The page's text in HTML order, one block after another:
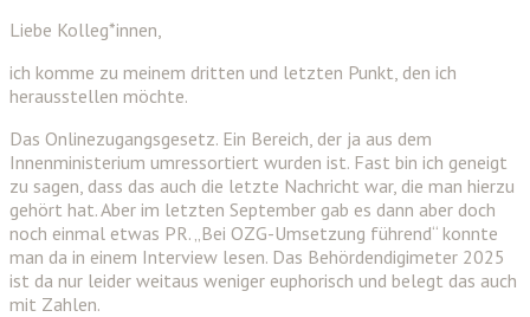
Liebe Kolleg*innen,
ich komme zu meinem dritten und letzten Punkt, den ich
herausstellen möchte.
Das Onlinezugangsgesetz. Ein Bereich, der ja aus dem
Innenministerium umressortiert wurden ist. Fast bin ich geneigt
zu sagen, dass das auch die letzte Nachricht war, die man hierzu
gehört hat. Aber im letzten September gab es dann aber doch
noch einmal etwas PR. „Bei OZG-Umsetzung führend“ konnte
man da in einem Interview lesen. Das Behördendigimeter 2025
ist da nur leider weitaus weniger euphorisch und belegt das auch
mit Zahlen.